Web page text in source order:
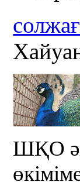
ШҚО